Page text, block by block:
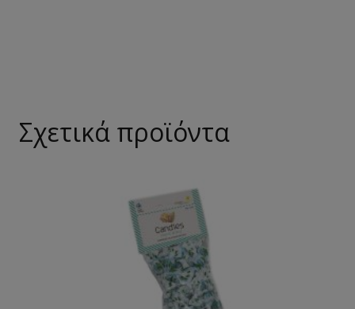
Σχετικά προϊόντα